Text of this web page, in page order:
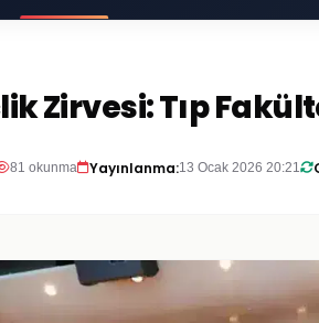
Zirvesi: Tıp
81 okunma Yayınlanma:13 Ocak 2026 20:21